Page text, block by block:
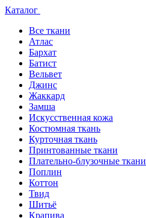
Каталог
Все ткани
Атлас
Бархат
Батист
Вельвет
Джинс
Жаккард
Замша
Искусственная кожа
Костюмная ткань
Курточная ткань
Принтованные ткани
Плательно-блузочные ткани
Поплин
Коттон
Твид
Шитьё
Крапива